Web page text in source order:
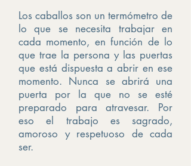
Los caballos son un termómetro de
lo que se necesita trabajar en
cada momento, en función de lo
que trae la persona y las puertas
que está dispuesta a abrir en ese
momento. Nunca se abrirá una
puerta por la que no se esté
preparado para atravesar. Por
eso el trabajo es sagrado,
amoroso y respetuoso de cada
ser.